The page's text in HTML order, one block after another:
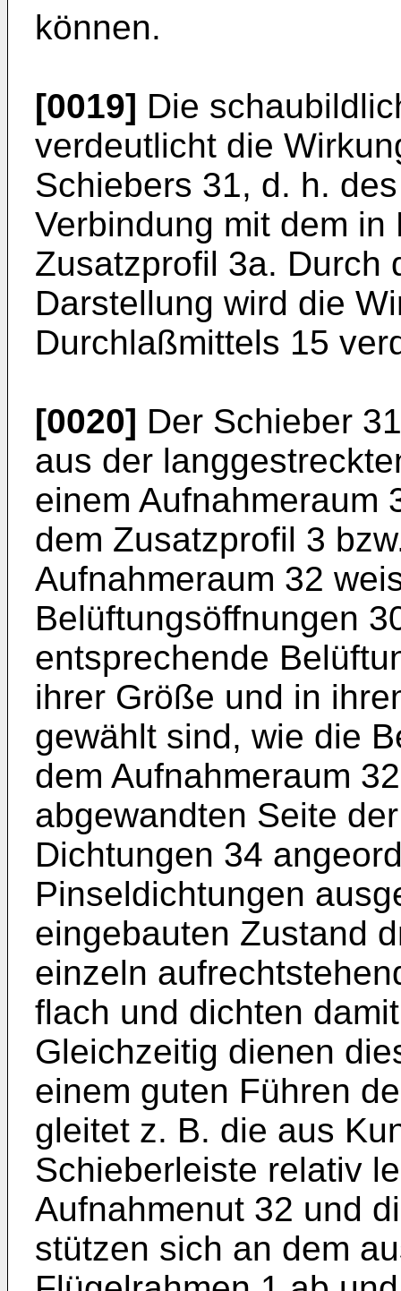
können.
[0019] Die
verdeutlicht die
Schiebers 31, d. h.
Verbindung mit dem
Zusatzprofil 3a. Durch
Darstellung wird die
Durchlaßmittels 15
[0020] Der Schieber
aus der
einem Aufnahmeraum
dem Zusatzprofil 3
Aufnahmeraum 32
Belüftungsöffnungen
entsprechende
ihrer Größe und in
gewählt sind, wie die
dem Aufnahmeraum
abgewandten Seite
Dichtungen 34
Pinseldichtungen
eingebauten Zustand
einzeln
flach und dichten
Gleichzeitig dienen
einem guten Führen
gleitet z. B. die aus
Schieberleiste relativ
Aufnahmenut 32 und
stützen sich an dem